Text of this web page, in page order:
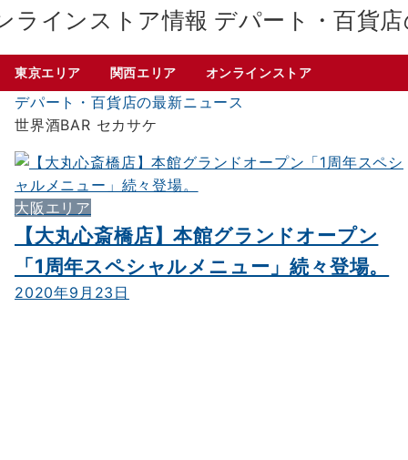
デパート・百貨
東京エリア 関西エリア オンラインストア
デパート・百貨店の最新ニュース
世界酒BAR セカサケ
大阪エリア
【大丸心斎橋店】本館グランドオープン
「1周年スペシャルメニュー」続々登場。
2020年9月23日